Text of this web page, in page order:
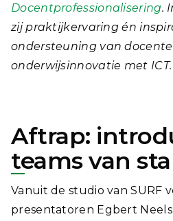
Docentprofessionalisering.
zij praktijkervaring én
ondersteuning van
onderwijsinnovatie met ICT.
Aftrap:
teams van
Vanuit de studio van SURF
presentatoren Egbert